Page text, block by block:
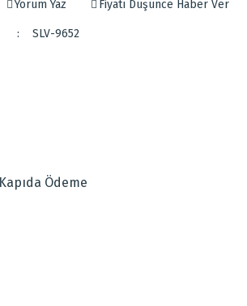
Yorum Yaz Fiyatı Düşünce Haber Ver
SLV-9652
Kapıda Ödeme